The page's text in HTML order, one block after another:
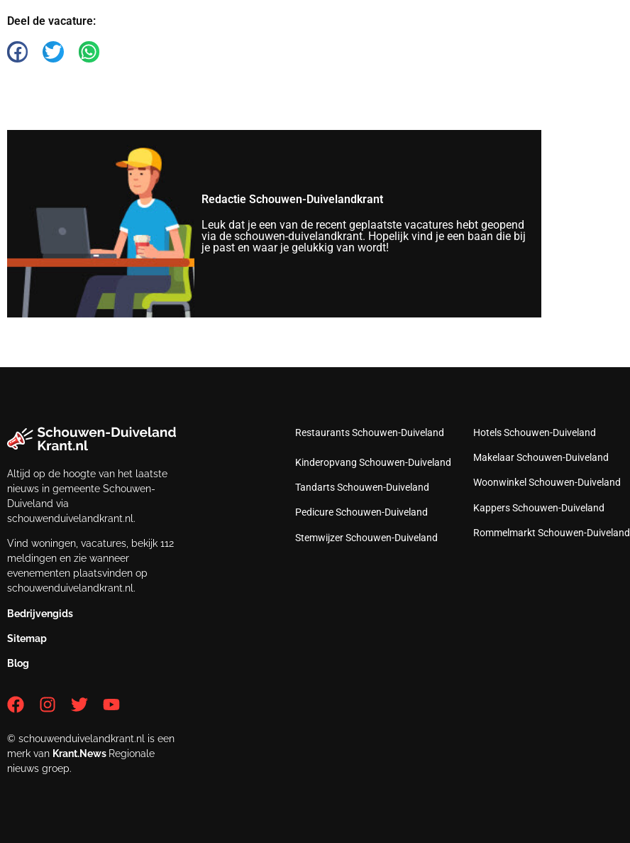
Deel de vacature:
Redactie Schouwen-Duivelandkrant
Leuk dat je een van de recent geplaatste vacatures hebt geopend
via de schouwen-duivelandkrant. Hopelijk vind je een baan die bij
je past en waar je gelukkig van wordt!
Altijd op de hoogte van het laatste
nieuws in gemeente Schouwen-
Duiveland via
schouwenduivelandkrant.nl.
Vind woningen, vacatures, bekijk 112
meldingen en zie wanneer
evenementen plaatsvinden op
schouwenduivelandkrant.nl.
Bedrijvengids
Sitemap
Blog
© schouwenduivelandkrant.nl is een
merk van Krant.News Regionale
nieuws groep.
Restaurants Schouwen-Duiveland
Kinderopvang Schouwen-Duiveland
Tandarts Schouwen-Duiveland
Pedicure Schouwen-Duiveland
Stemwijzer Schouwen-Duiveland
Hotels Schouwen-Duiveland
Makelaar Schouwen-Duiveland
Woonwinkel Schouwen-Duiveland
Kappers Schouwen-Duiveland
Rommelmarkt Schouwen-Duiveland